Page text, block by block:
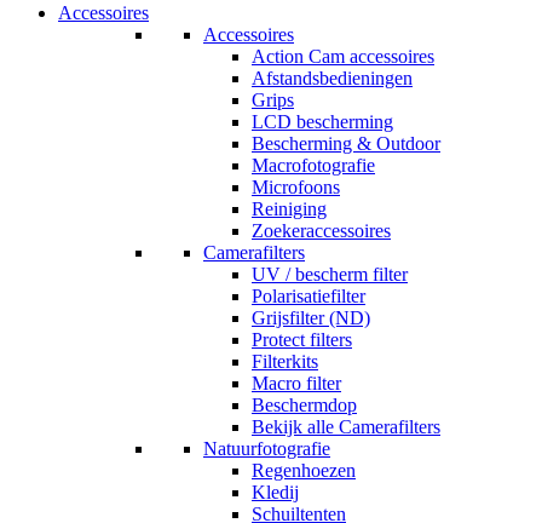
Accessoires
Accessoires
Action Cam accessoires
Afstandsbedieningen
Grips
LCD bescherming
Bescherming & Outdoor
Macrofotografie
Microfoons
Reiniging
Zoekeraccessoires
Camerafilters
UV / bescherm filter
Polarisatiefilter
Grijsfilter (ND)
Protect filters
Filterkits
Macro filter
Beschermdop
Bekijk alle Camerafilters
Natuurfotografie
Regenhoezen
Kledij
Schuiltenten